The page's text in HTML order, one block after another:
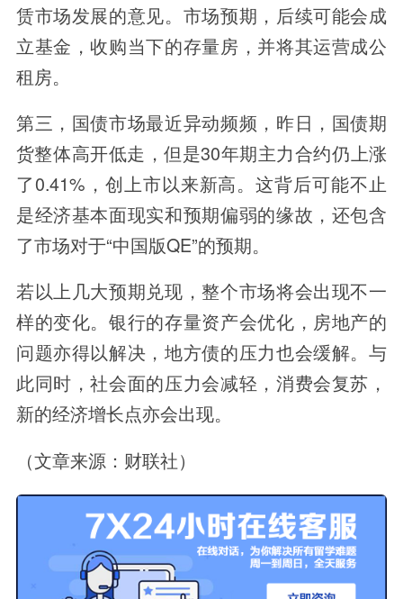
赁市场发展的意见。市场预期，后续可能会成
立基金，收购当下的存量房，并将其运营成公
租房。
第三，国债市场最近异动频频，昨日，国债期
货整体高开低走，但是30年期主力合约仍上涨
了0.41%，创上市以来新高。这背后可能不止
是经济基本面现实和预期偏弱的缘故，还包含
了市场对于“中国版QE”的预期。
若以上几大预期兑现，整个市场将会出现不一
样的变化。银行的存量资产会优化，房地产的
问题亦得以解决，地方债的压力也会缓解。与
此同时，社会面的压力会减轻，消费会复苏，
新的经济增长点亦会出现。
（文章来源：财联社）